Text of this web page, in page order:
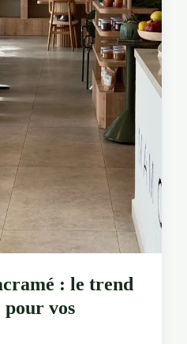
: le trend
vos